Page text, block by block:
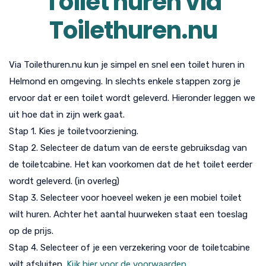
Toilethuren.nu
Via Toilethuren.nu kun je simpel en snel een toilet huren in
Helmond en omgeving. In slechts enkele stappen zorg je
ervoor dat er een toilet wordt geleverd. Hieronder leggen we
uit hoe dat in zijn werk gaat.
Stap 1. Kies je toiletvoorziening.
Stap 2. Selecteer de datum van de eerste gebruiksdag van
de toiletcabine. Het kan voorkomen dat de het toilet eerder
wordt geleverd. (in overleg)
Stap 3. Selecteer voor hoeveel weken je een mobiel toilet
wilt huren. Achter het aantal huurweken staat een toeslag
op de prijs.
Stap 4. Selecteer of je een verzekering voor de toiletcabine